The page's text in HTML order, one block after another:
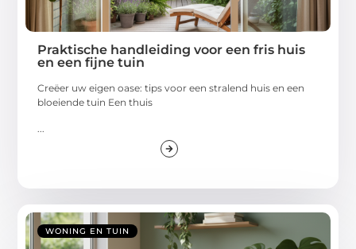
Praktische handleiding voor een fris huis
en een fijne tuin
Creëer uw eigen oase: tips voor een stralend huis en een
bloeiende tuin Een thuis
WONING EN TUIN